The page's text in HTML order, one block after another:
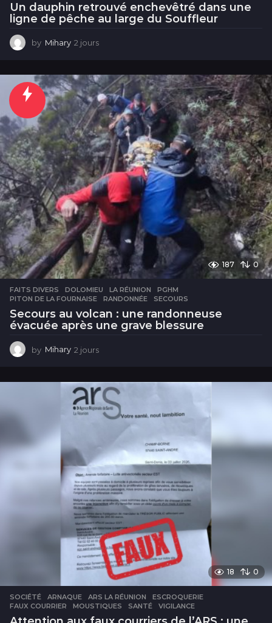
Un dauphin retrouvé enchevêtré dans une
ligne de pêche au large du Souffleur
by Mihary 2 jours
u
r
s
187 0
FAITS DIVERS DOLOMIEU ,LA RÉUNION ,PGHM
PITON DE LA FOURNAISE
,RANDONNÉE ,SECOURS
Secours au volcan : une randonneuse
évacuée après une grave blessure
by Mihary 2 jours
u
s
18 0
SOCIÉTÉ ARNAQUE ,ARS LA RÉUNION ,ESCROQUERIE
FAUX COURRIER
,MOUSTIQUES ,SANTÉ ,VIGILANCE